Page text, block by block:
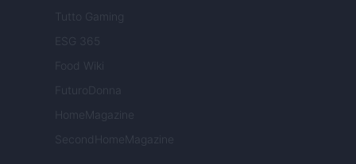
Tutto Gaming
ESG 365
Food Wiki
FuturoDonna
HomeMagazine
SecondHomeMagazine